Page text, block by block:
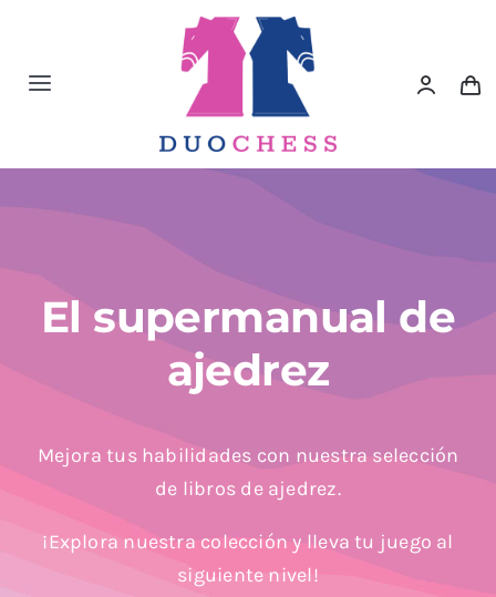
contenido
Toggle
Material de Ajedrez
Libros de Ajedrez
Juegos Educativos e Ingenio
El supermanual de
ajedrez
Mejora tus habilidades con nuestra selección
de libros de ajedrez.
¡Explora nuestra colección y lleva tu juego al
siguiente nivel!